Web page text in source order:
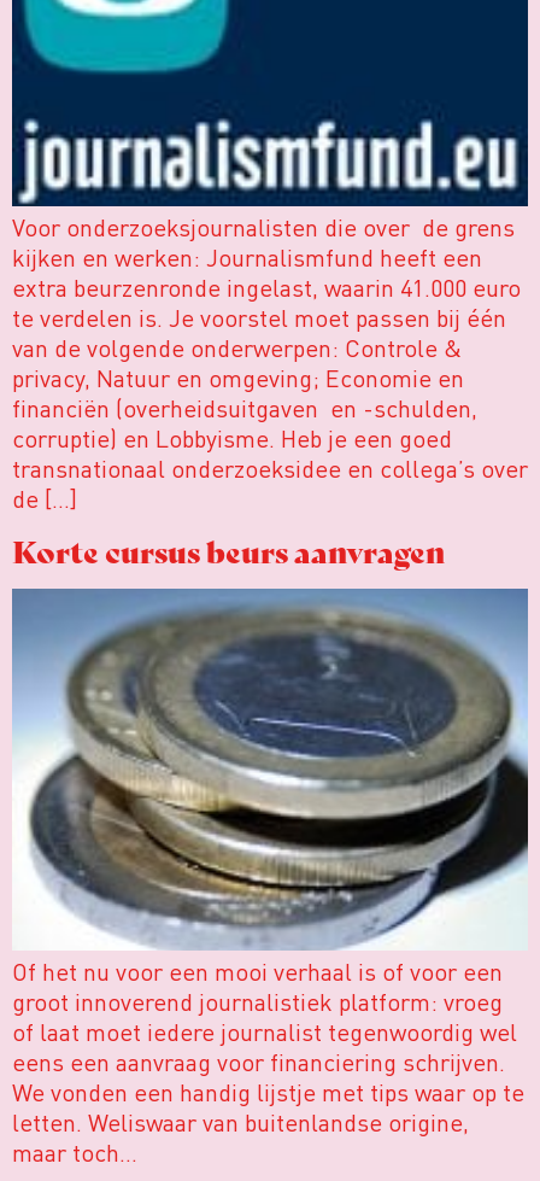
Voor onderzoeksjournalisten die over de grens
kijken en werken: Journalismfund heeft een
extra beurzenronde ingelast, waarin 41.000 euro
te verdelen is. Je voorstel moet passen bij één
van de volgende onderwerpen: Controle &
privacy, Natuur en omgeving; Economie en
financiën (overheidsuitgaven en -schulden,
corruptie) en Lobbyisme. Heb je een goed
transnationaal onderzoeksidee en collega’s over
de […]
Korte cursus beurs aanvragen
Of het nu voor een mooi verhaal is of voor een
groot innoverend journalistiek platform: vroeg
of laat moet iedere journalist tegenwoordig wel
eens een aanvraag voor financiering schrijven.
We vonden een handig lijstje met tips waar op te
letten. Weliswaar van buitenlandse origine,
maar toch…